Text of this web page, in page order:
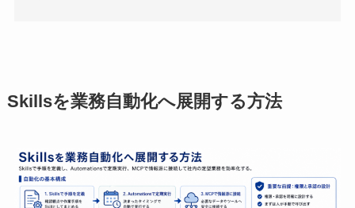
Skillsを業務自動化へ展開する方法